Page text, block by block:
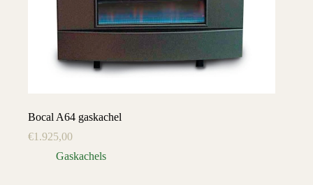
Bocal A64 gaskachel
€1.925,00
Gaskachels